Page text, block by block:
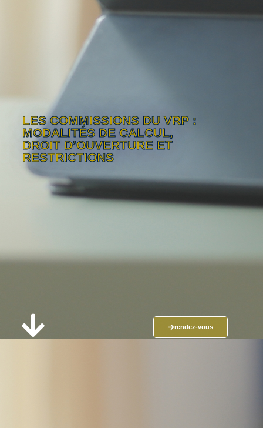
LES COMMISSIONS DU VRP :
MODALITÉS DE CALCUL,
DROIT D’OUVERTURE ET
RESTRICTIONS
rendez-vous